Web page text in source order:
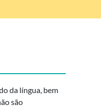
da língua, bem
são